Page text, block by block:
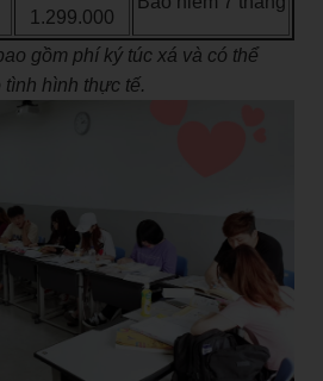
1.299.000
gồm phí ký túc xá và có thể
hình thực tế.